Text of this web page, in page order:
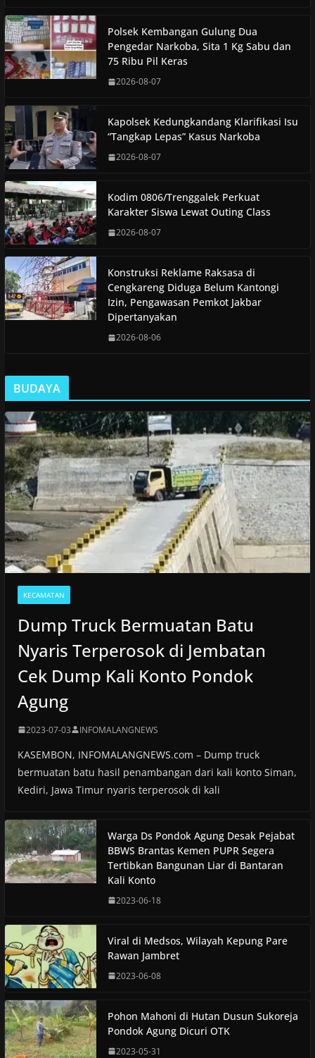
Polsek Kembangan Gulung Dua
Pengedar Narkoba, Sita 1 Kg Sabu dan
75 Ribu Pil Keras
2026-08-07
Kapolsek Kedungkandang Klarifikasi Isu
“Tangkap Lepas” Kasus Narkoba
2026-08-07
Kodim 0806/Trenggalek Perkuat
Karakter Siswa Lewat Outing Class
2026-08-07
Konstruksi Reklame Raksasa di
Cengkareng Diduga Belum Kantongi
Izin, Pengawasan Pemkot Jakbar
Dipertanyakan
2026-08-06
BUDAYA
KECAMATAN
Dump Truck Bermuatan Batu
Nyaris Terperosok di Jembatan
Cek Dump Kali Konto Pondok
Agung
2023-07-03 INFOMALANGNEWS
KASEMBON, INFOMALANGNEWS.com – Dump truck
bermuatan batu hasil penambangan dari kali konto Siman,
Kediri, Jawa Timur nyaris terperosok di kali
Warga Ds Pondok Agung Desak Pejabat
BBWS Brantas Kemen PUPR Segera
Tertibkan Bangunan Liar di Bantaran
Kali Konto
2023-06-18
Viral di Medsos, Wilayah Kepung Pare
Rawan Jambret
2023-06-08
Pohon Mahoni di Hutan Dusun Sukoreja
Pondok Agung Dicuri OTK
2023-05-31